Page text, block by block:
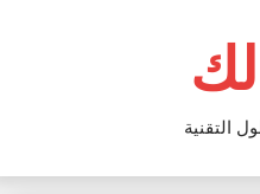
التقنية